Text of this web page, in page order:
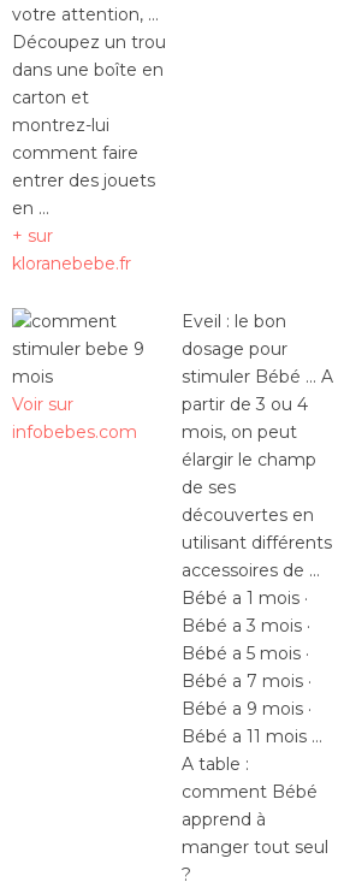
votre attention, …
Découpez un trou
dans une boîte en
carton et
montrez-lui
comment faire
entrer des jouets
en …
+ sur
kloranebebe.fr
Voir sur
infobebes.com
Eveil : le bon
dosage pour
stimuler Bébé … A
partir de 3 ou 4
mois, on peut
élargir le champ
de ses
découvertes en
utilisant différents
accessoires de …
Bébé a 1 mois ·
Bébé a 3 mois ·
Bébé a 5 mois ·
Bébé a 7 mois ·
Bébé a 9 mois ·
Bébé a 11 mois …
A table :
comment Bébé
apprend à
manger tout seul
?